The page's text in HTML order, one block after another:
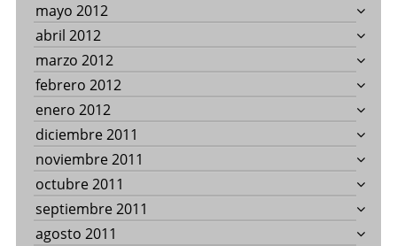
mayo 2012
abril 2012
marzo 2012
febrero 2012
enero 2012
diciembre 2011
noviembre 2011
octubre 2011
septiembre 2011
agosto 2011